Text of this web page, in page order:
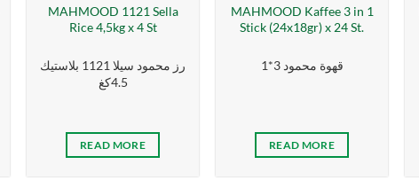
MAHMOOD 1121 Sella
Rice 4,5kg x 4 St
رز محمود سيلا 1121 بلاستيك
4.5كغ
READ MORE
MAHMOOD Kaffee 3 in 1
Stick (24x18gr) x 24 St.
قهوة محمود 3*1
READ MORE